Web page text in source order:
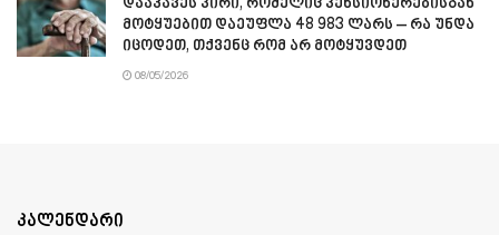
დააკავეს პირი, რომელიც პენსიონერებისგან
მოტყუებით დაეუფლა 48 983 ლარს – რა უნდა
იცოდეთ, თქვენც რომ არ მოტყუვდეთ
08/05/2026
კალენდარი